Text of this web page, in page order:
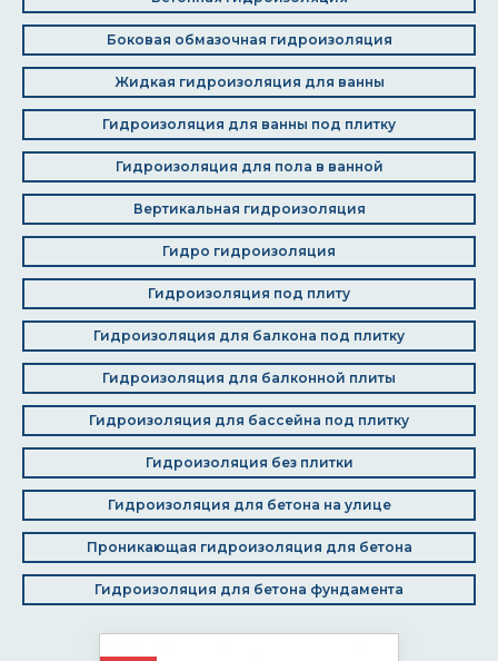
Боковая обмазочная гидроизоляция
Жидкая гидроизоляция для ванны
Гидроизоляция для ванны под плитку
Гидроизоляция для пола в ванной
Вертикальная гидроизоляция
Гидро гидроизоляция
Гидроизоляция под плиту
Гидроизоляция для балкона под плитку
Гидроизоляция для балконной плиты
Гидроизоляция для бассейна под плитку
Гидроизоляция без плитки
Гидроизоляция для бетона на улице
Проникающая гидроизоляция для бетона
Гидроизоляция для бетона фундамента